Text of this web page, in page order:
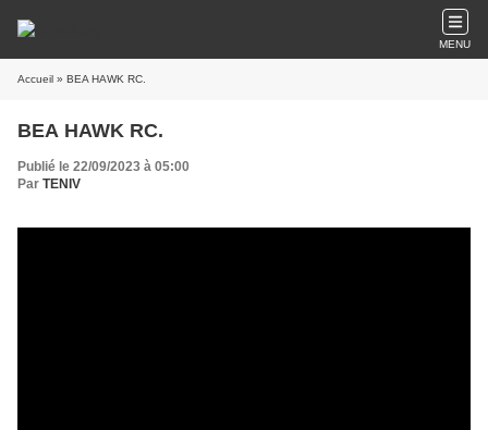
MENU
Accueil » BEA HAWK RC.
BEA HAWK RC.
Publié le 22/09/2023 à 05:00
Par TENIV